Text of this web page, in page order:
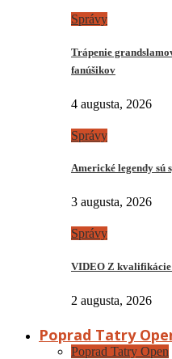
Správy
Trápenie
fanúšikov
4 augusta, 2026
Správy
Americké legendy sú
3 augusta, 2026
Správy
VIDEO Z
2 augusta, 2026
Poprad Tatry
Poprad Tatry Open